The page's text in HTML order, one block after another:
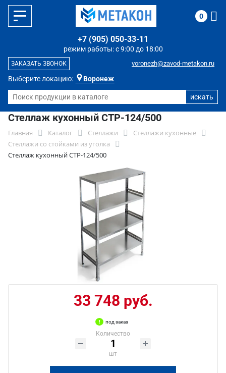
Выберите локацию: Воронеж
режим работы: с 9:00 до 18:00
+7 (905) 050-33-11
voronezh@zavod-metakon.ru
ЗАКАЗАТЬ ЗВОНОК
0
Стеллаж кухонный СТР-124/500
Главная Каталог Стеллажи
Стеллажи кухонные
Стеллажи со стойками из уголка
Стеллаж кухонный СТР-124/500
33 748 руб.
под заказ
Количество
шт